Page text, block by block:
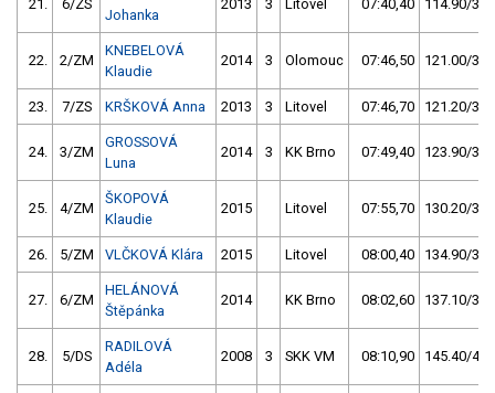
21. 6/ZS
Johanka
2013 3 Litovel 07:40,40 114.90/
22. 2/ZM
KNEBELOVÁ
Klaudie
2014 3 Olomouc 07:46,50 121.00/
23. 7/ZS KRŠKOVÁ Anna 2013 3 Litovel 07:46,70 121.20/
24. 3/ZM
GROSSOVÁ
Luna
2014 3 KK Brno 07:49,40 123.90/
25. 4/ZM
ŠKOPOVÁ
Klaudie
2015 Litovel 07:55,70 130.20/
26. 5/ZM VLČKOVÁ Klára 2015 Litovel 08:00,40 134.90/
27. 6/ZM
HELÁNOVÁ
Štěpánka
2014 KK Brno 08:02,60 137.10/
28. 5/DS
RADILOVÁ
Adéla
2008 3 SKK VM 08:10,90 145.40/